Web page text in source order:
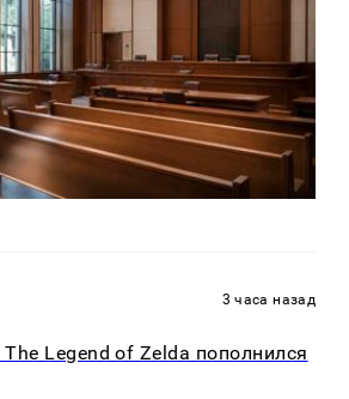
3 часа назад
Legend of Zelda пополнился